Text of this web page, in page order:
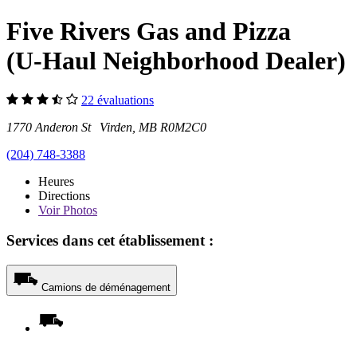
Five Rivers Gas and Pizza
(U-Haul Neighborhood Dealer)
22 évaluations
1770 Anderon St Virden, MB R0M2C0
(204) 748-3388
Heures
Directions
VoirPhotos
Services dans cet établissement :
Camions de déménagement